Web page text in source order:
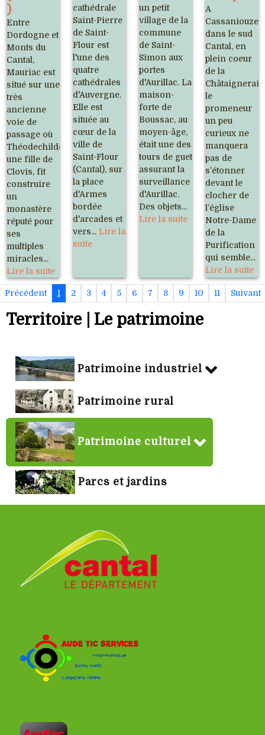
)
Entre
Dordogne et
Monts du
Cantal,
Mauriac est
situé sur une
très
ancienne
voie de
passage où
Théodechilde,
une fille de
Clovis, fit
construire
un
monastère
réputé pour
ses
multiples
miracles...
Lire la suite
cathédrale
Saint-Pierre
de Saint-
Flour est
l'une des
quatre
cathédrales
d'Auvergne.
Elle est
située au
cœur de la
ville de
Saint-Flour
(Cantal), sur
la place
d'Armes
bordée
d'arcades et
vers... Lire la
suite
un petit
village de la
commune
de Saint-
Simon aux
portes
d'Aurillac. La
maison-
forte de
Boussac, au
moyen-âge,
était une des
tours de guet
assurant la
surveillance
d'Aurillac.
Des objets...
Lire la suite
A
Cassaniouze,
dans le sud
Cantal, en
plein coeur
de la
Châtaigneraie,
le
promeneur
un peu
curieux ne
manquera
pas de
s’étonner
devant le
clocher de
l’église
Notre-Dame
de la
Purification
qui semble...
Lire la suite
Précédent 1 2 3 4 5 6 7 8 9 10 11 Suivant
Territoire | Le patrimoine
Patrimoine industriel
Patrimoine rural
Patrimoine culturel
Parcs et jardins